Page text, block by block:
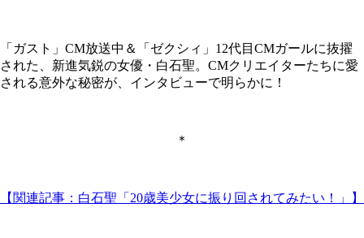
「ガスト」CM放送中＆「ゼクシィ」12代目CMガールに抜擢
された、新進気鋭の女優・白石聖。CMクリエイターたちに愛
される意外な秘密が、インタビューで明らかに！
＊
【関連記事：白石聖「20歳美少女に振り回されてみたい！」】